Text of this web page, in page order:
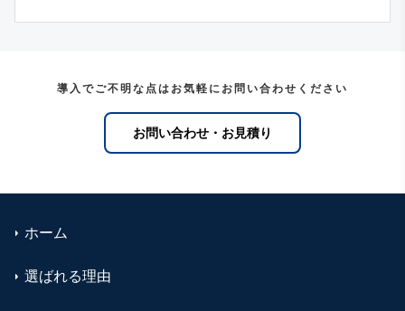
導入でご不明な点はお気軽にお問い合わせください
お問い合わせ・お見積り
ホーム
選ばれる理由